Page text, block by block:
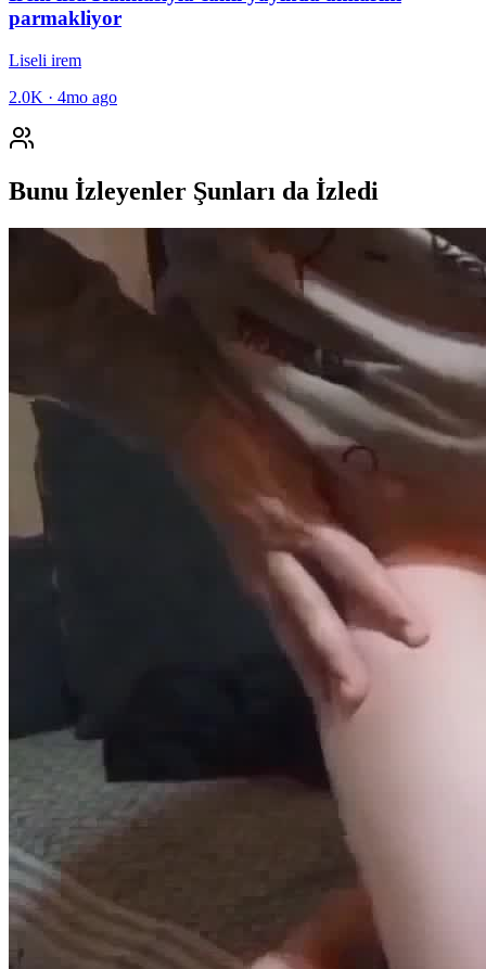
parmakliyor
Liseli irem
2.0K · 4mo ago
Bunu İzleyenler Şunları da İzledi